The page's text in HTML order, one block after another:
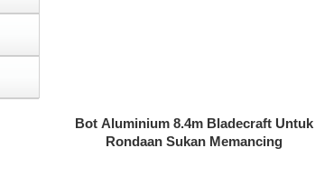
Bot Aluminium 8.4m Bladecraft Untuk
Rondaan Sukan Memancing